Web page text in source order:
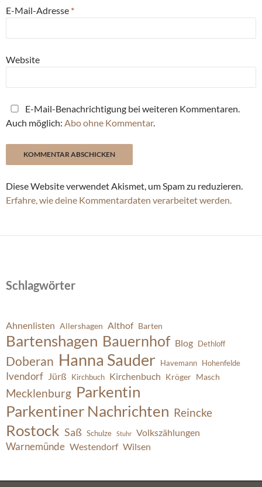
E-Mail-Adresse *
Website
E-Mail-Benachrichtigung bei weiteren Kommentaren.
Auch möglich: Abo ohne Kommentar.
Diese Website verwendet Akismet, um Spam zu reduzieren.
Erfahre, wie deine Kommentardaten verarbeitet werden.
Schlagwörter
Ahnenlisten Allershagen Althof Barten
Bartenshagen Bauernhof Blog Dethloff
Doberan Hanna Sauder Havemann Hohenfelde
Ivendorf Jürß Kirchbuch Kirchenbuch Kröger Masch
Mecklenburg Parkentin
Parkentiner Nachrichten Reincke
Rostock Saß Schulze Stuhr Volkszählungen
Warnemünde Westendorf Wilsen